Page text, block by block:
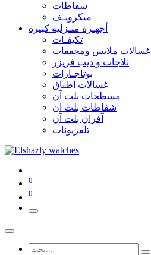
شفاطات
ميكرويـف
أجهـزة منـزلية كبيرة
تكيفـات
غسالات ملابس ومجففات
ثلاجات و ديب فريزر
بوتاجـازات
غسالات اطباق
مسطحات بلت آن
شفاطات بلت آن
آفران بلت آن
تلفزيونات
0
0